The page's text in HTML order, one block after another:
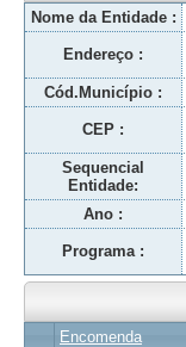
Nome da Entidade :
Endereço :
Cód.Município :
CEP :
Sequencial
Entidade:
Ano :
Programa :
Encomenda